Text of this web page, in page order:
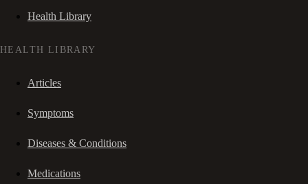
Health Library
HEALTH LIBRARY
Articles
Symptoms
Diseases & Conditions
Medications